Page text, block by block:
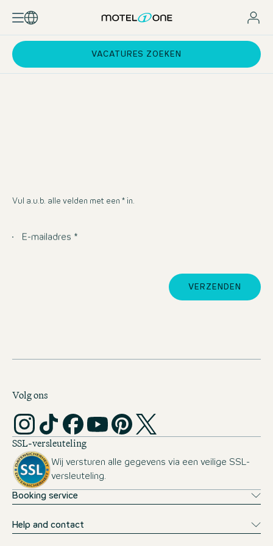
VACATURES ZOEKEN
Vul a.u.b. alle velden met een * in.
E-mailadres *
VERZENDEN
Volg ons
SSL-versleuteling
Wij versturen alle gegevens via een veilige SSL-
versleuteling.
Booking service
Help and contact